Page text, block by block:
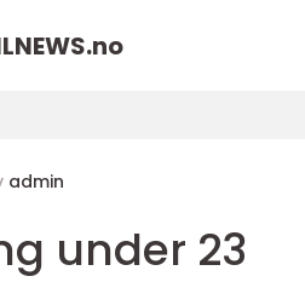
no
admin
under 23